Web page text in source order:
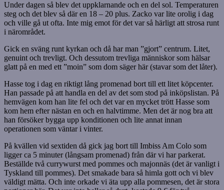
Under dagen så blev det uppklarnande och en del sol. Temperaturen
steg och det blev så där en 18 – 20 plus. Zacko var lite orolig i dag
och ville gå ut ofta. Inte mig emot för det var så härligt att strosa runt
i närområdet.
Gick en sväng runt kyrkan och då har man ”gjort” centrum. Litet,
genuint och trevligt. Och dessutom trevliga människor som hälsar
glatt på en med ett ”moin” som dom säger här (stavar som det låter).
Hasse tog i dag en riktigt lång promenad bort till ett litet köpcenter.
Han passade på att handla en del av det som stod på inköpslistan. På
hemvägen kom han lite fel och det var en mycket trött Hasse som
kom hem efter nästan en och en halvtimme. Men det är nog bra att
han försöker bygga upp konditionen och lite annat innan
operationen som väntar i vinter.
På kvällen vid sextiden då gick jag bort till Imbiss Am Colo som
ligger ca 5 minuter (långsam promenad) från där vi har parkerat.
Beställde två currywurst med pommes och majonnäs (det är vanligt i
Tyskland till pommes). Det smakade bara så himla gott och vi blev
väldigt mätta. Och inte orkade vi äta upp alla pommesen, det är stora